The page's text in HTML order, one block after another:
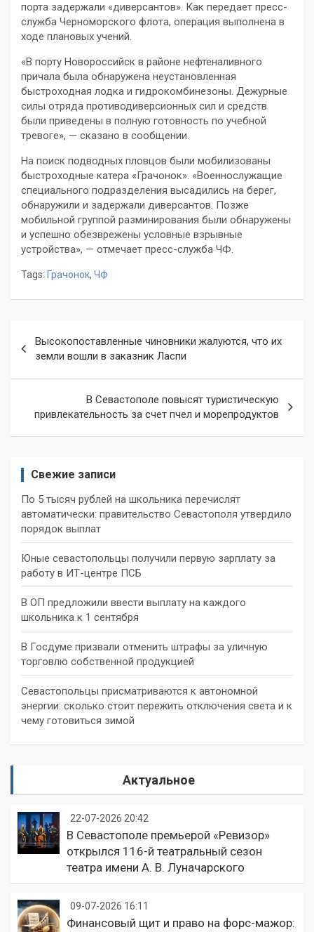
порта задержали «диверсантов». Как передает пресс-
служба Черноморского флота, операция выполнена в
ходе плановых учений.
«В порту Новороссийск в районе нефтеналивного
причала была обнаружена неустановленная
быстроходная лодка и гидрокомбинезоны. Дежурные
силы отряда противодиверсионных сил и средств
были приведены в полную готовность по учебной
тревоге», — сказано в сообщении.
На поиск подводных пловцов были мобилизованы
быстроходные катера «Грачонок». «Военнослужащие
специального подразделения высадились на берег,
обнаружили и задержали диверсантов. Позже
мобильной группой разминирования были обнаружены
и успешно обезврежены условные взрывные
устройства», — отмечает пресс-служба ЧФ.
Tags: Грачонок, ЧФ
по
записям
Высокопоставленные чиновники жалуются, что их
земли вошли в заказник Ласпи
В Севастополе повысят туристическую
привлекательность за счет пчел и морепродуктов
Свежие записи
По 5 тысяч рублей на школьника перечислят
автоматически: правительство Севастополя утвердило
порядок выплат
Юные севастопольцы получили первую зарплату за
работу в ИТ-центре ПСБ
В ОП предложили ввести выплату на каждого
школьника к 1 сентября
В Госдуме призвали отменить штрафы за уличную
торговлю собственной продукцией
Севастопольцы присматриваются к автономной
энергии: сколько стоит пережить отключения света и к
чему готовиться зимой
Актуальное
22-07-2026 20:42
В Севастополе премьерой «Ревизор»
открылся 116-й театральный сезон
театра имени А. В. Луначарского
09-07-2026 16:11
Финансовый щит и право на форс-мажор: